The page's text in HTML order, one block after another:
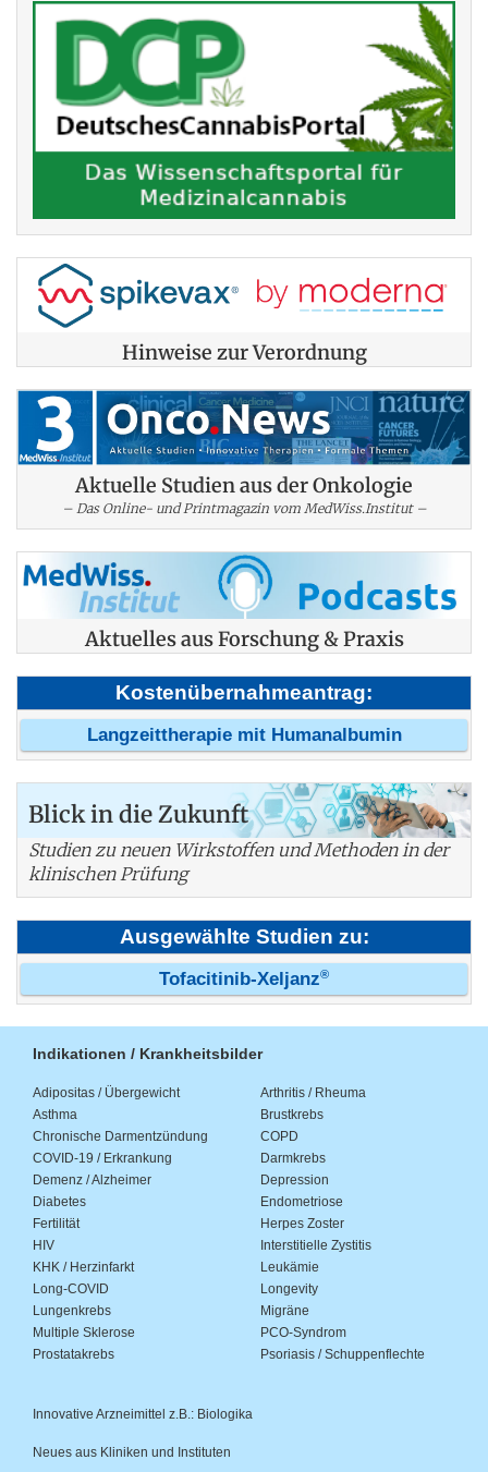
Hinweise zur Verordnung
Aktuelle Studien aus der Onkologie
– Das Online- und Printmagazin vom MedWiss.Institut –
Aktuelles aus Forschung & Praxis
Kostenübernahmeantrag:
Langzeittherapie mit Humanalbumin
Blick in die Zukunft
Studien zu neuen Wirkstoffen und Methoden in der
klinischen Prüfung
Ausgewählte Studien zu:
Tofacitinib-Xeljanz®
Indikationen / Krankheitsbilder
Adipositas / Übergewicht
Arthritis / Rheuma
Asthma
Brustkrebs
Chronische Darmentzündung
COPD
COVID-19 / Erkrankung
Darmkrebs
Demenz / Alzheimer
Depression
Diabetes
Endometriose
Fertilität
Herpes Zoster
HIV
Interstitielle Zystitis
KHK / Herzinfarkt
Leukämie
Long-COVID
Longevity
Lungenkrebs
Migräne
Multiple Sklerose
PCO-Syndrom
Prostatakrebs
Psoriasis / Schuppenflechte
Innovative Arzneimittel z.B.: Biologika
Neues aus Kliniken und Instituten